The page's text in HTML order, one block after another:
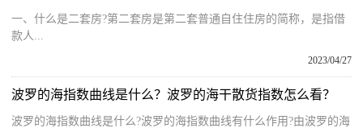
一、什么是二套房?第二套房是第二套普通自住住房的简称，是指借
款人...
2023/04/27
波罗的海指数曲线是什么？波罗的海干散货指数怎么看？
波罗的海指数曲线是什么?波罗的海指数曲线有什么作用?由波罗的海